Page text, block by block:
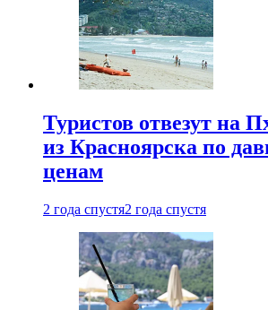
Туристов отвезут на
из Красноярска по
ценам
2 года спустя2 года спустя